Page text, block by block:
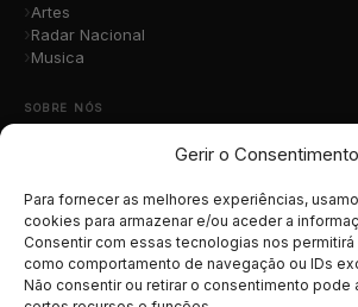
Gerir o Consentimento
Para fornecer as melhores experiências,
cookies para armazenar e/ou aceder a
Consentir com essas tecnologias nos
como comportamento de navegação ou IDs
Não consentir ou retirar o consentimento pode
Artes
Radar Nacional
Musica
SOBRE NÓS
Contacto
Submete a Tua Música
Publicidade
Apoiar o Projeto